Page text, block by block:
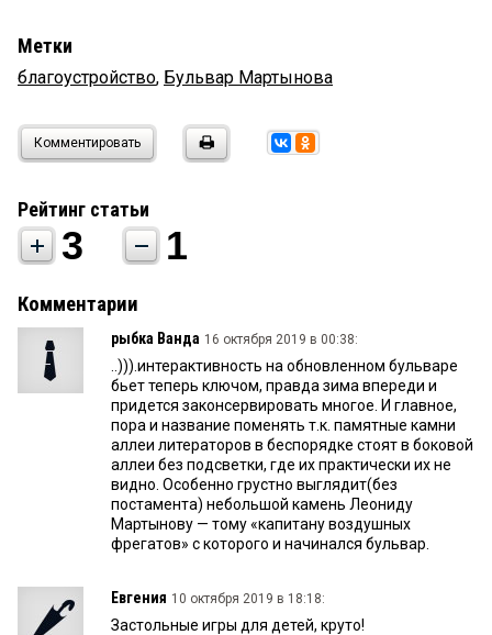
Метки
благоустройство, Бульвар Мартынова
Комментировать
Рейтинг статьи
3 1
Комментарии
рыбка Ванда 16 октября 2019 в 00:38:
..))).интерактивность на обновленном бульваре
бьет теперь ключом, правда зима впереди и
придется законсервировать многое. И главное,
пора и название поменять т.к. памятные камни
аллеи литераторов в беспорядке стоят в боковой
аллеи без подсветки, где их практически их не
видно. Особенно грустно выглядит(без
постамента) небольшой камень Леониду
Мартынову — тому «капитану воздушных
фрегатов» с которого и начинался бульвар.
Евгения 10 октября 2019 в 18:18:
Застольные игры для детей, круто!